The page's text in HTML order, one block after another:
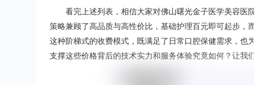
看完上述列表，相信大家对佛山曙光金子医学美容医
策略兼顾了高品质与高性价比，基础护理百元即可起步，
这种阶梯式的收费模式，既满足了日常口腔保健需求，也
支撑这些价格背后的技术实力和服务体验究竟如何？让我